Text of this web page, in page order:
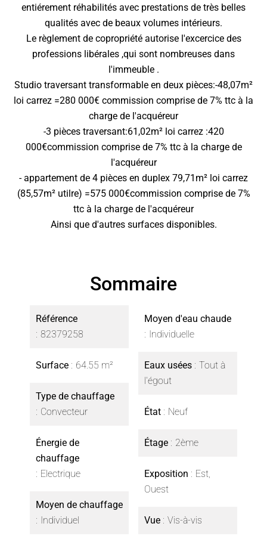
entiérement réhabilités avec prestations de très belles
qualités avec de beaux volumes intérieurs.
Le règlement de copropriété autorise l'excercice des
professions libérales ,qui sont nombreuses dans
l'immeuble .
Studio traversant transformable en deux pièces:-48,07m²
loi carrez =280 000€ commission comprise de 7% ttc à la
charge de l'acquéreur
-3 pièces traversant:61,02m² loi carrez :420
000€commission comprise de 7% ttc à la charge de
l'acquéreur
- appartement de 4 pièces en duplex 79,71m² loi carrez
(85,57m² utilre) =575 000€commission comprise de 7%
ttc à la charge de l'acquéreur
Ainsi que d'autres surfaces disponibles.
Sommaire
Référence
82379258
Surface 64.55 m²
Type de chauffage
Convecteur
Énergie de
chauffage
Electrique
Moyen de chauffage
Individuel
Moyen d'eau chaude
Individuelle
Eaux usées
Tout à
l'égout
État Neuf
Étage 2ème
Exposition
Est,
Ouest
Vue Vis-à-vis